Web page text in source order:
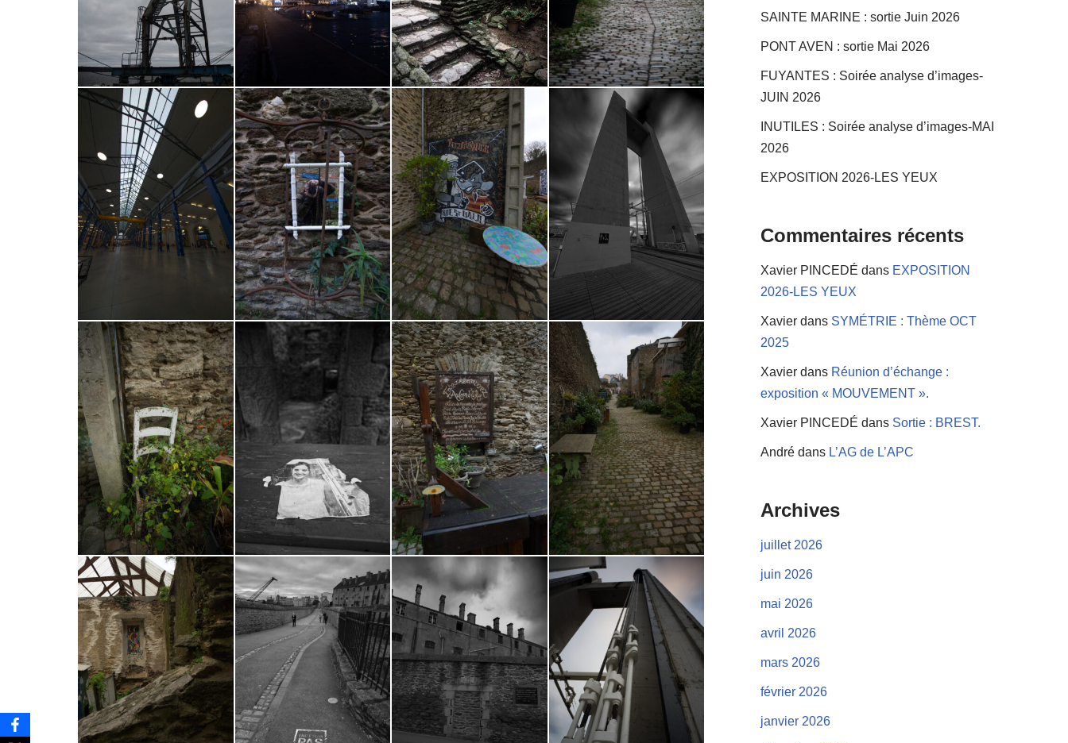
SAINTE MARINE : sortie Juin 2026
PONT AVEN : sortie Mai 2026
FUYANTES : Soirée analyse d’images-
JUIN 2026
INUTILES : Soirée analyse d’images-MAI
2026
EXPOSITION 2026-LES YEUX
Commentaires récents
Xavier PINCEDÉ dans EXPOSITION
2026-LES YEUX
Xavier dans SYMÉTRIE : Thème OCT
2025
Xavier dans Réunion d’échange :
exposition « MOUVEMENT ».
Xavier PINCEDÉ dans Sortie : BREST.
André dans L’AG de L’APC
Archives
juillet 2026
juin 2026
mai 2026
avril 2026
mars 2026
février 2026
janvier 2026